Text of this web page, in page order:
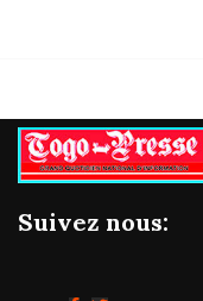
Suivez nous: